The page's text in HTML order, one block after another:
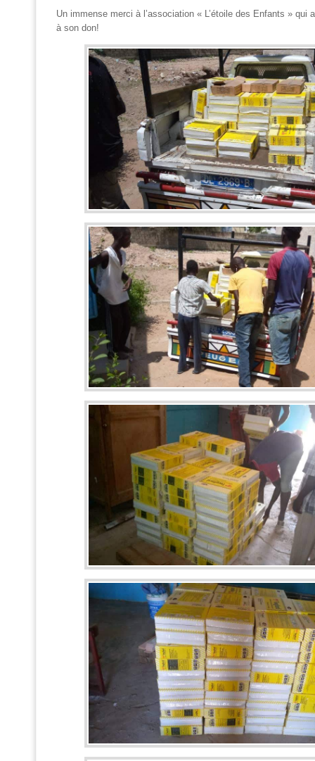
Un immense merci à l’association « L’étoile des Enfants » qui
à son don!